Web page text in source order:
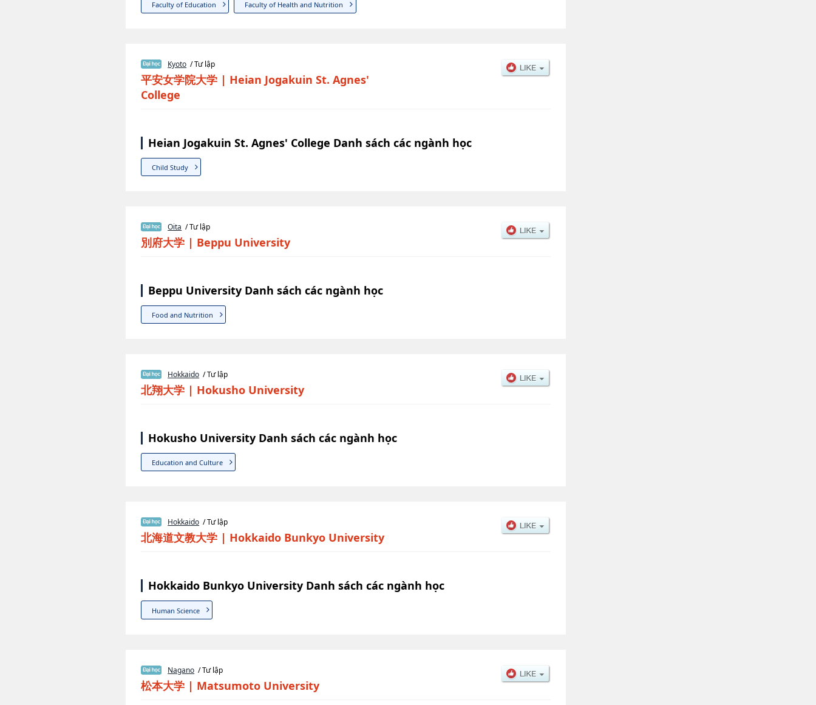
Faculty of Education Faculty of Health and Nutrition
Kyoto / Tư lập
平安女学院大学 | Heian Jogakuin St. Agnes'
College
Heian Jogakuin St. Agnes' College Danh sách các ngành học
Child Study
Oita / Tư lập
別府大学 | Beppu University
Beppu University Danh sách các ngành học
Food and Nutrition
Hokkaido / Tư lập
北翔大学 | Hokusho University
Hokusho University Danh sách các ngành học
Education and Culture
Hokkaido / Tư lập
北海道文教大学 | Hokkaido Bunkyo University
Hokkaido Bunkyo University Danh sách các ngành học
Human Science
Nagano / Tư lập
松本大学 | Matsumoto University